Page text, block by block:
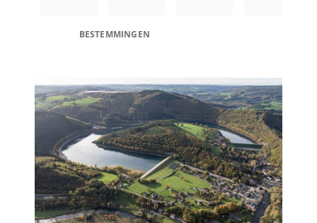
BESTEMMINGEN